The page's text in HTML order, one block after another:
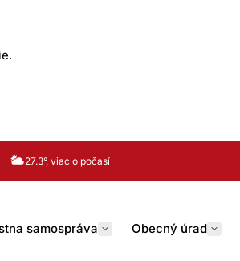
27.3°, viac o počasí
samospráva Obecný úrad